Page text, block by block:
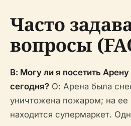
Часто
вопросы
В: Могу ли я посетить
сегодня? О: Арена была
уничтожена пожаром; на ее
находится супермаркет.